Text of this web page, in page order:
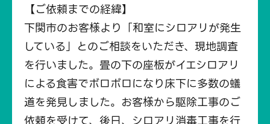
【ご依頼までの経緯】
下関市のお客様より「和室にシロアリが発生
している」とのご相談をいただき、現地調査
を行いました。畳の下の座板がイエシロアリ
による食害でボロボロになり床下に多数の蟻
道を発見しました。お客様から駆除工事のご